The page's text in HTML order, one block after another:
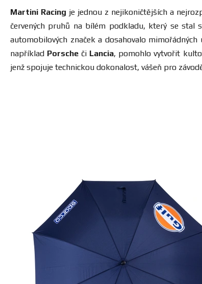
Martini Racing je jednou z nejikoničtějších a
červených pruhů na bílém podkladu, který se stal
automobilových značek a dosahovalo
například Porsche či Lancia, pomohlo vytvořit
jenž spojuje technickou dokonalost, vášeň pro